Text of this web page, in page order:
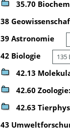
35.70
38
39 Astronomie
42 Biologie 135
42.13
42.60
42.63
43